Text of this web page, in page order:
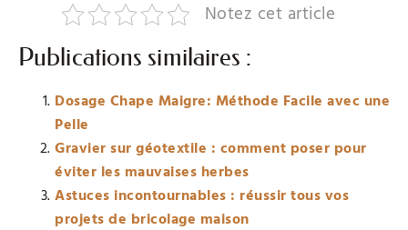
Notez cet article
Publications similaires :
Dosage Chape Maigre: Méthode Facile avec une
Pelle
Gravier sur géotextile : comment poser pour
éviter les mauvaises herbes
Astuces incontournables : réussir tous vos
projets de bricolage maison